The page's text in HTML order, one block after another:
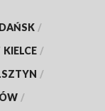
/
KIELCE /
/
/